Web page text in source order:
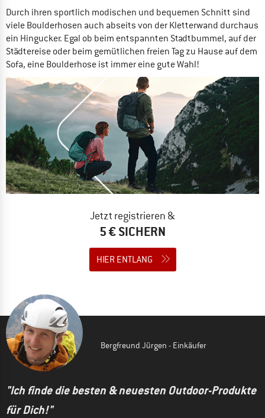
Durch ihren sportlich modischen und bequemen Schnitt sind
viele Boulderhosen auch abseits von der Kletterwand durchaus
ein Hingucker. Egal ob beim entspannten Stadtbummel, auf der
Städtereise oder beim gemütlichen freien Tag zu Hause auf dem
Sofa, eine Boulderhose ist immer eine gute Wahl!
Jetzt registrieren &
5 € SICHERN
HIER ENTLANG
Bergfreund Jürgen - Einkäufer
"Ich finde die besten & neuesten Outdoor-Produkte
für Dich!"